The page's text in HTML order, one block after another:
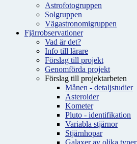
Astrofotogruppen
Solgruppen
Vägastronomigruppen
Fjärrobservationer
Vad är det?
Info till lärare
Förslag till projekt
Genomförda projekt
Förslag till projektarbeten
Månen - detaljstudier
Asteroider
Kometer
Pluto - identifikation
Variabla stjärnor
Stjärnhopar
Galaxer av olika typer